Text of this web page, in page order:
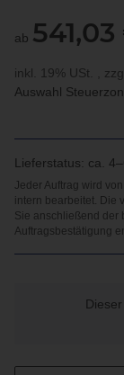
ab
inkl. 19% USt. ,
Auswahl
Lieferstatus: ca.